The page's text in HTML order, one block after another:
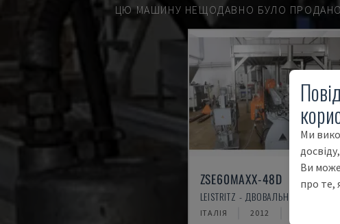
ЦЮ МАШИНУ НЕЩОДАВНО БУЛО
ZSE60MAXX-48D
LEISTRITZ - ДВОВАЛЬНИЙ ЕКСТРУДЕР
ІТАЛІЯ 2012
Ми
Ви
про те,